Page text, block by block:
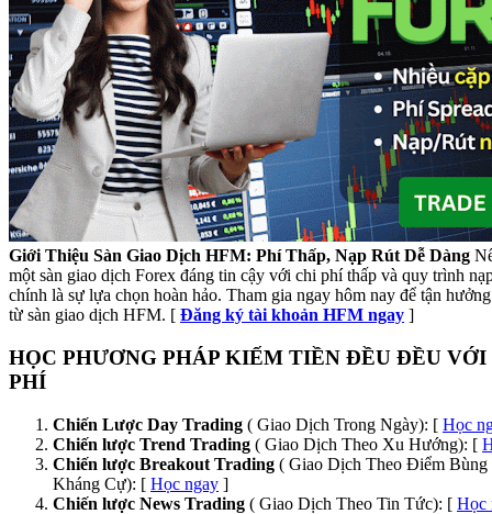
Giới Thiệu Sàn Giao Dịch HFM: Phí Thấp, Nạp Rút Dễ Dàng
một sàn giao dịch Forex đáng tin cậy với chi phí thấp và quy trình
chính là sự lựa chọn hoàn hảo. Tham gia ngay hôm nay để tận
từ sàn giao dịch HFM. [ Đăng ký tài khoản HFM ngay ]
HỌC PHƯƠNG PHÁP KIẾM TIỀN ĐỀU ĐỀU
PHÍ
Chiến Lược Day Trading ( Giao Dịch Trong Ngày): [ Học
Chiến lược Trend Trading ( Giao Dịch Theo Xu Hướng): [
Chiến lược Breakout Trading ( Giao Dịch Theo Điểm Bùng
Kháng Cự): [ Học ngay ]
Chiến lược News Trading ( Giao Dịch Theo Tin Tức): [ Học